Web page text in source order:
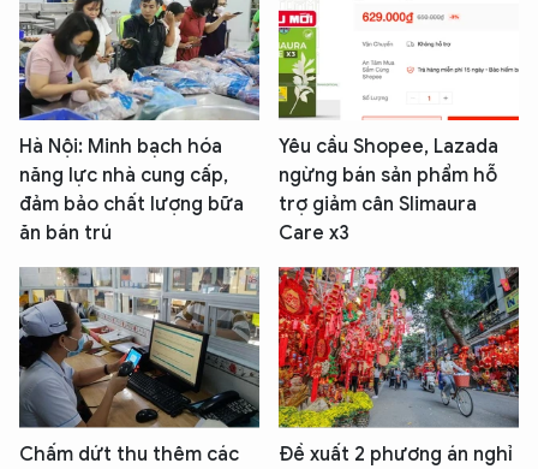
Hà Nội: Minh bạch hóa
năng lực nhà cung cấp,
đảm bảo chất lượng bữa
ăn bán trú
Yêu cầu Shopee, Lazada
ngừng bán sản phẩm hỗ
trợ giảm cân Slimaura
Care x3
Chấm dứt thu thêm các
Đề xuất 2 phương án nghỉ